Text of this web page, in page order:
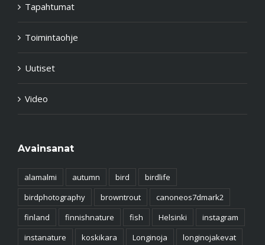
Tapahtumat
Toimintaohje
Uutiset
Video
Avainsanat
alamalmi autumn bird
birdlife
birdphotography
browntrout
canoneos7dmark2
finland
finnishnature fish Helsinki
instagram
instanature
koskikara Longinoja
longinojakevat